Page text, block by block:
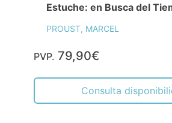
Estuche: en Busca del
PROUST, MARCEL
PVP. 79,90€
Consulta